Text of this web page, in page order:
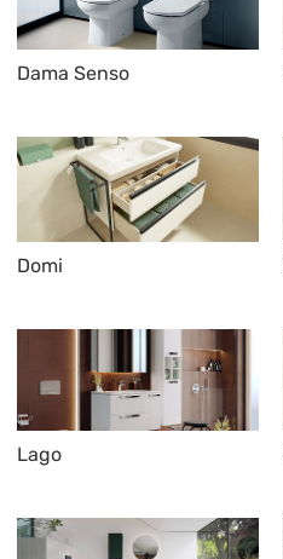
Dama Senso
Domi
Lago